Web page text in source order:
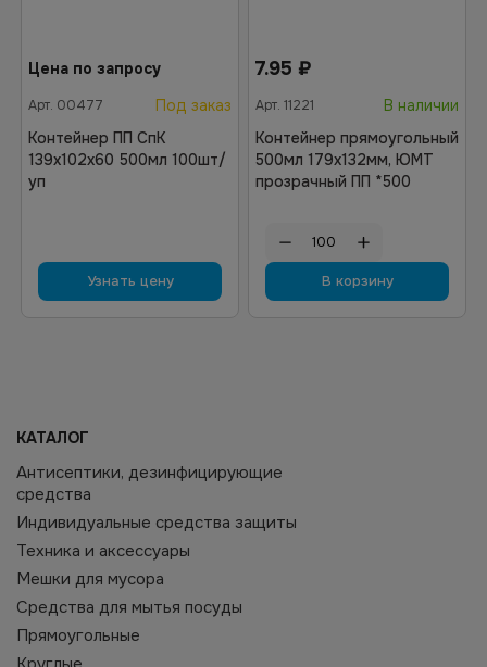
Цена по запросу
Арт. 00477
Под заказ
Контейнер ПП СпК
139х102х60 500мл 100шт/
уп
Узнать цену
7.95 ₽
Арт. 11221
В наличии
Контейнер прямоугольный
500мл 179х132мм, ЮМТ
прозрачный ПП *500
В корзину
КАТАЛОГ
Антисептики, дезинфицирующие
средства
Индивидуальные средства защиты
Техника и аксессуары
Мешки для мусора
Средства для мытья посуды
Прямоугольные